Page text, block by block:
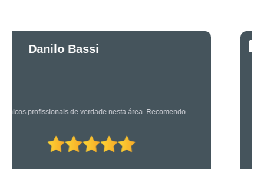
Os caras são bons mesmo! Profissionais de primeira!